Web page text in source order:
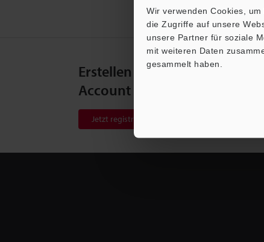
Wir verwenden Cookies,
die Zugriffe auf unsere
unsere Partner für soziale
mit weiteren Daten
gesammelt haben.
Erstellen Sie Ihren KEYENCE
Account
Jetzt registrieren!